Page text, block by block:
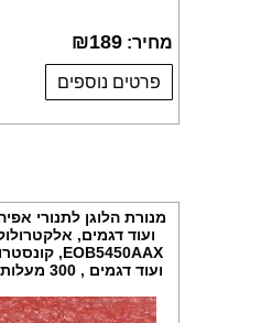
מחיר: ₪189
פרטים נוספים
ועוד דגמים , 300 מעלות 40W ,מקט 012190